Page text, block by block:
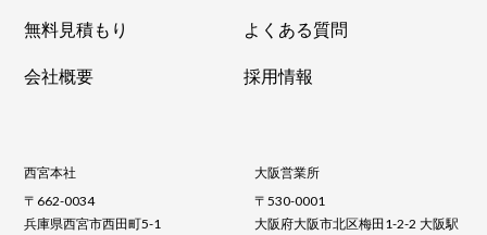
無料見積もり
よくある質問
会社概要
採用情報
西宮本社
〒662-0034
兵庫県西宮市西田町5-1
大阪営業所
〒530-0001
大阪府大阪市北区梅田1-2-2 大阪駅